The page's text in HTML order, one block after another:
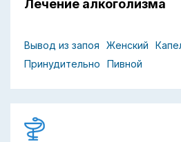
Лечение алкоголизма
Вывод из запоя Женский
Принудительно
Пивной